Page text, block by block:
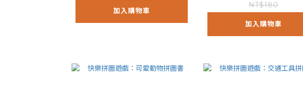
加入購物車
NT$180
加入購物車